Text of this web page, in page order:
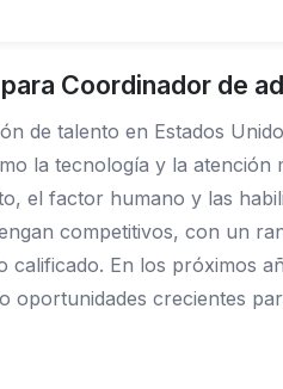
Coordinador de
de talento en Estados
la tecnología y la
el factor humano y las
competitivos, con un
En los próximos
oportunidades crecientes